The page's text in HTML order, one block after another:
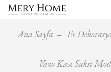
Ana Sayfa Ev
Vazo Kase Saksı